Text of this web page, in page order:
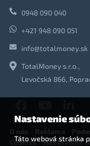
0948 090 040
+421 948 090 051
info@totalmoney.sk
TotalMoney s.r.o.,
Levočská 866,
Cookies-Nastavenia
Nastavenie
Táto webová stránka